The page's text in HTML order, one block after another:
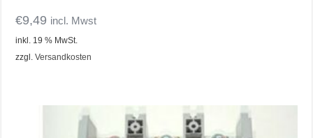
€9,49 incl. Mwst
inkl. 19 % MwSt.
zzgl.Versandkosten